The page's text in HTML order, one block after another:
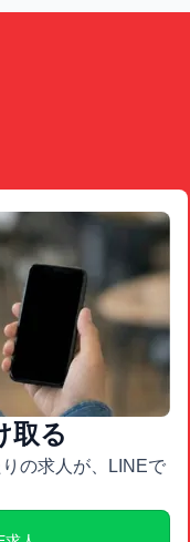
取る
の求人が、LINEで